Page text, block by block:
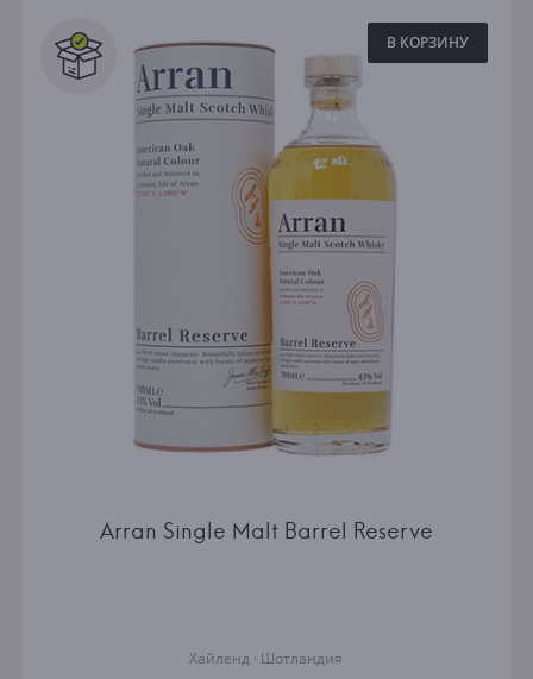
В КОРЗИНУ
Arran Single Malt Barrel Reserve
Хайленд · Шотландия